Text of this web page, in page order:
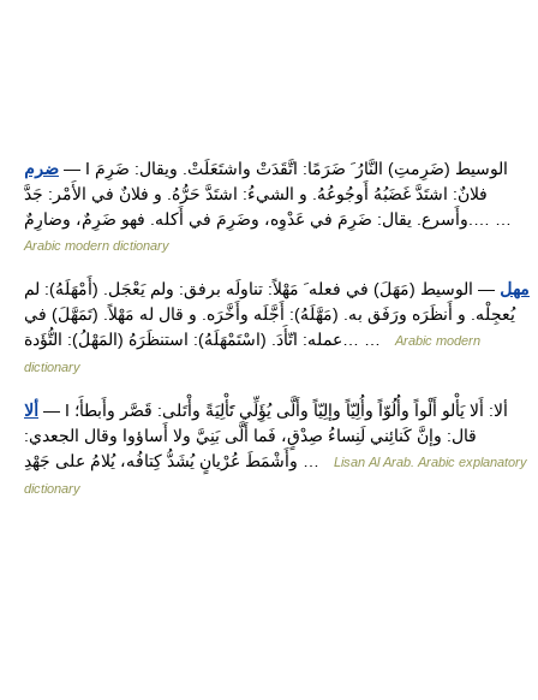
ضرم — I الوسيط (ضَرِمتِ) النَّارُ َ ضَرَمًا: اتَّقَدَتْ واشتَعَلَتْ. ويقال: ضَرِمَ
فلانٌ: اشتَدَّ غَضَبُهُ أَوجُوعُهُ. و الشيءُ: اشتَدَّ حَرُّهُ. و فلانٌ في الأَمْر: جَدَّ
Arabic modern dictionary
مهل — الوسيط (مَهَلَ) في فعله َ مَهْلاً: تناولَه برفق: ولم يَعْجَل. (أَمْهَلَهُ): لم
يُعجِلْه. و أَنظَرَه ورَفَق به. (مَهَّلَهُ): أَجَّلَه وأَخَّرَه. و قال له مَهْلاً. (تَمَهَّلَ) في
Arabic modern
dictionary
ألا — I ألا: أَلا يَأْلو أَلْواً وأُلُوّاً وأُلِيّاً وإلِيّاً وأَلَّى يُؤَِلِّي تََأْلِيَةً وأْتَلى: قَصَّر وأَبطأَ؛
قال: وإنَّ كَنائِني لَنِساءُ صِدْقٍ، فَما أَلَّى بَنِيَّ ولا أَساؤوا وقال الجعدي:
Lisan Al Arab. Arabic explanatory
dictionary